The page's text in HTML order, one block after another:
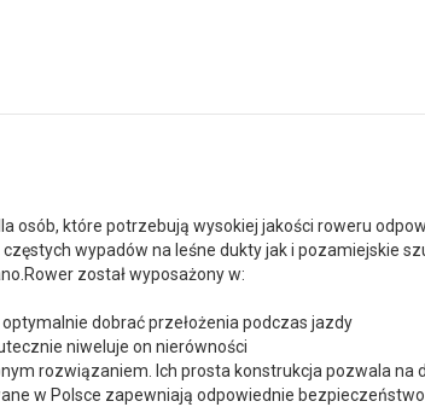
osób, które potrzebują wysokiej jakości roweru
wypadów na leśne dukty jak i pozamiejskie
został wyposażony w:
dobrać przełożenia podczas jazdy
niweluje on nierówności
rozwiązaniem. Ich prosta konstrukcja pozwala na
w Polsce zapewniają odpowiednie